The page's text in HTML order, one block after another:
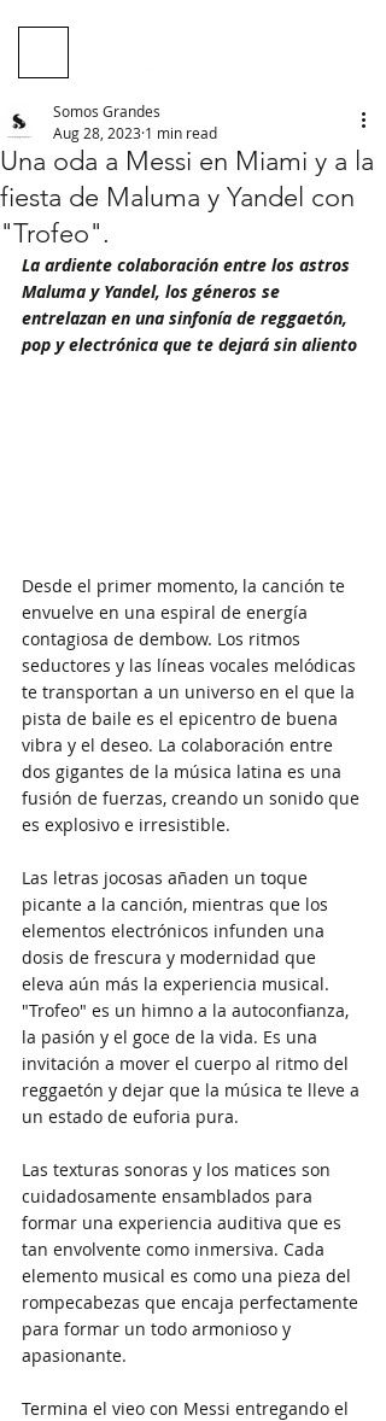
Una oda a Messi en Miami y a la
fiesta de Maluma y Yandel con
"Trofeo".
Somos Grandes
Aug 28, 2023 1 min read
La ardiente colaboración entre los astros
Maluma y Yandel, los géneros se
entrelazan en una sinfonía de reggaetón,
pop y electrónica que te dejará sin aliento
Desde el primer momento, la canción te
envuelve en una espiral de energía
contagiosa de dembow. Los ritmos
seductores y las líneas vocales melódicas
te transportan a un universo en el que la
pista de baile es el epicentro de buena
vibra y el deseo. La colaboración entre
dos gigantes de la música latina es una
fusión de fuerzas, creando un sonido que
es explosivo e irresistible.
Las letras jocosas añaden un toque
picante a la canción, mientras que los
elementos electrónicos infunden una
dosis de frescura y modernidad que
eleva aún más la experiencia musical.
"Trofeo" es un himno a la autoconfianza,
la pasión y el goce de la vida. Es una
invitación a mover el cuerpo al ritmo del
reggaetón y dejar que la música te lleve a
un estado de euforia pura.
Las texturas sonoras y los matices son
cuidadosamente ensamblados para
formar una experiencia auditiva que es
tan envolvente como inmersiva. Cada
elemento musical es como una pieza del
rompecabezas que encaja perfectamente
para formar un todo armonioso y
apasionante.
Termina el vieo con Messi entregando el